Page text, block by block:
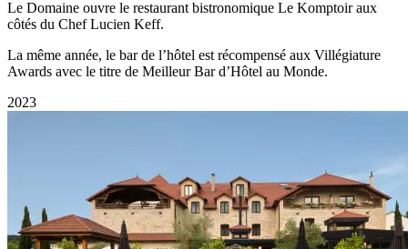
Le Domaine ouvre le restaurant bistronomique Le Komptoir aux
côtés du Chef Lucien Keff.
La même année, le bar de l’hôtel est récompensé aux Villégiature
Awards avec le titre de Meilleur Bar d’Hôtel au Monde.
2023